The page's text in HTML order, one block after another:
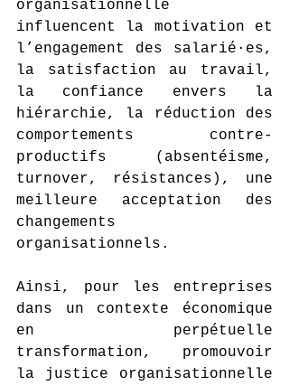
organisationnelle
influencent la motivation et
l’engagement des salarié·es,
la satisfaction au travail,
la confiance envers la
hiérarchie, la réduction des
comportements contre-
productifs (absentéisme,
turnover, résistances), une
meilleure acceptation des
changements
organisationnels.
Ainsi, pour les entreprises
dans un contexte économique
en perpétuelle
transformation, promouvoir
la justice organisationnelle